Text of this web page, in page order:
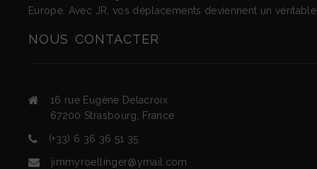
Europe. Avec JR, vos déplacements deviennent un
NOUS CONTACTER
16 rue Eugène Delacroix
67200 Strasbourg France
(+33) 6 36 36 51 35
jimmyroellinger@ymail.com